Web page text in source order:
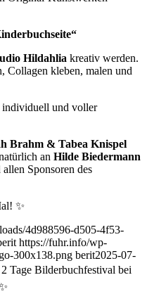
Hildahlia kreativ werden.
Collagen kleben, malen und
individuell und voller
Brahm & Tabea Knispel
an Hilde Biedermann
Sponsoren des
✨
4d988596-d505-4f53-
https://fuhr.info/wp-
300x138.png berit2025-07-
Tage Bilderbuchfestival bei